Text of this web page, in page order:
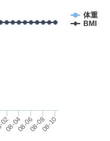
体重
BMI
08-0408-0608-0808-10